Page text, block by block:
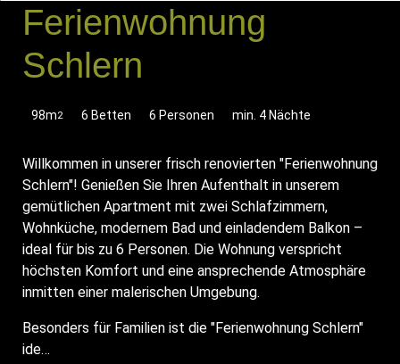
Ferienwohnung
Schlern
98m2 6 Betten 6 Personen min. 4 Nächte
Willkommen in unserer frisch renovierten "Ferienwohnung
Schlern"! Genießen Sie Ihren Aufenthalt in unserem
gemütlichen Apartment mit zwei Schlafzimmern,
Wohnküche, modernem Bad und einladendem Balkon –
ideal für bis zu 6 Personen. Die Wohnung verspricht
höchsten Komfort und eine ansprechende Atmosphäre
inmitten einer malerischen Umgebung.
Besonders für Familien ist die "Ferienwohnung Schlern"
ide…